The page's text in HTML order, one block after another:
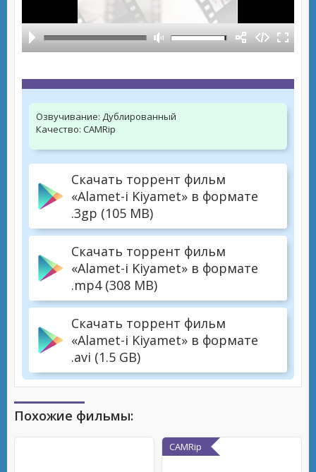
Озвучивание: Дублированный
Качество: CAMRip
Скачать торрент фильм
«Alamet-i Kiyamet» в формате
.3gp (105 MB)
Скачать торрент фильм
«Alamet-i Kiyamet» в формате
.mp4 (308 MB)
Скачать торрент фильм
«Alamet-i Kiyamet» в формате
.avi (1.5 GB)
Похожие фильмы:
CAMRip